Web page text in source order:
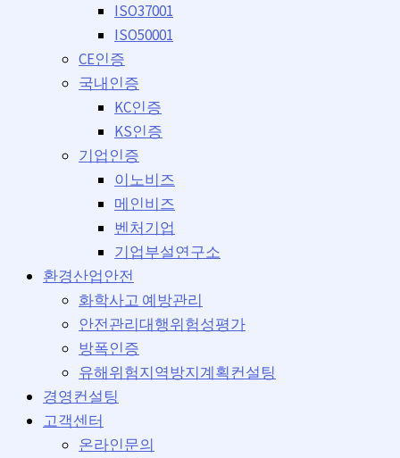
ISO37001
ISO50001
CE인증
국내인증
KC인증
KS인증
기업인증
이노비즈
메인비즈
벤처기업
기업부설연구소
환경산업안전
화학사고 예방관리
안전관리대행위험성평가
방폭인증
유해위험지역방지계획컨설팅
경영컨설팅
고객센터
온라인문의